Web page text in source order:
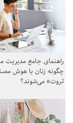
راهنمای جامع مدیریت
چگونه زنان با هوش
ثروت» می‌شوند؟